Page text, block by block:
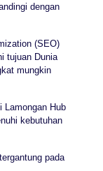
dengan
(SEO)
tujuan Dunia
mungkin
Lamongan Hub
kebutuhan
pada